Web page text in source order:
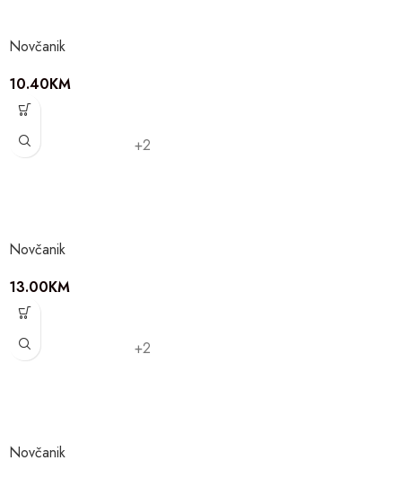
Novčanik
10.40KM
+2
Novčanik
13.00KM
+2
Novčanik